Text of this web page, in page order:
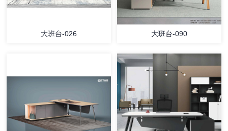
大班台-026 大班台-090